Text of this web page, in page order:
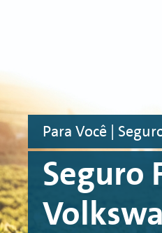
Para Você |
Seguro